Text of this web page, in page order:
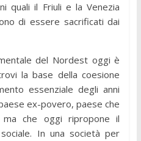
quali il Friuli e la Venezia
di essere sacrificati dai
del Nordest oggi è
la base della coesione
essenziale degli anni
ex-povero, paese che
che oggi ripropone il
In una società per